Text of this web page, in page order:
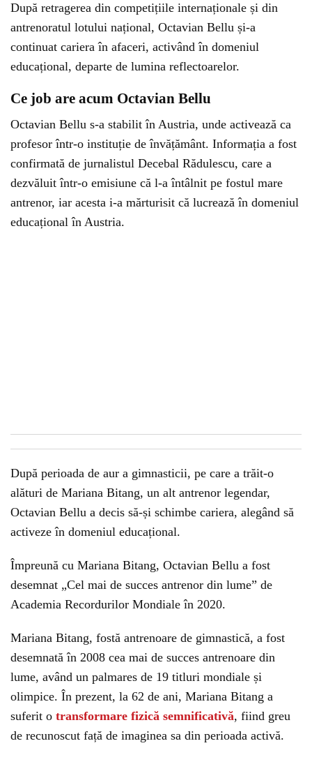
După retragerea din competițiile internaționale și din
antrenoratul lotului național, Octavian Bellu și-a
continuat cariera în afaceri, activând în domeniul
educațional, departe de lumina reflectoarelor.
Ce job are acum Octavian Bellu
Octavian Bellu s-a stabilit în Austria, unde activează ca
profesor într-o instituție de învățământ. Informația a fost
confirmată de jurnalistul Decebal Rădulescu, care a
dezvăluit într-o emisiune că l-a întâlnit pe fostul mare
antrenor, iar acesta i-a mărturisit că lucrează în domeniul
educațional în Austria.
După perioada de aur a gimnasticii, pe care a trăit-o
alături de Mariana Bitang, un alt antrenor legendar,
Octavian Bellu a decis să-și schimbe cariera, alegând să
activeze în domeniul educațional.
Împreună cu Mariana Bitang, Octavian Bellu a fost
desemnat „Cel mai de succes antrenor din lume” de
Academia Recordurilor Mondiale în 2020.
Mariana Bitang, fostă antrenoare de gimnastică, a fost
desemnată în 2008 cea mai de succes antrenoare din
lume, având un palmares de 19 titluri mondiale și
olimpice. În prezent, la 62 de ani, Mariana Bitang a
suferit o transformare fizică semnificativă, fiind greu
de recunoscut față de imaginea sa din perioada activă.